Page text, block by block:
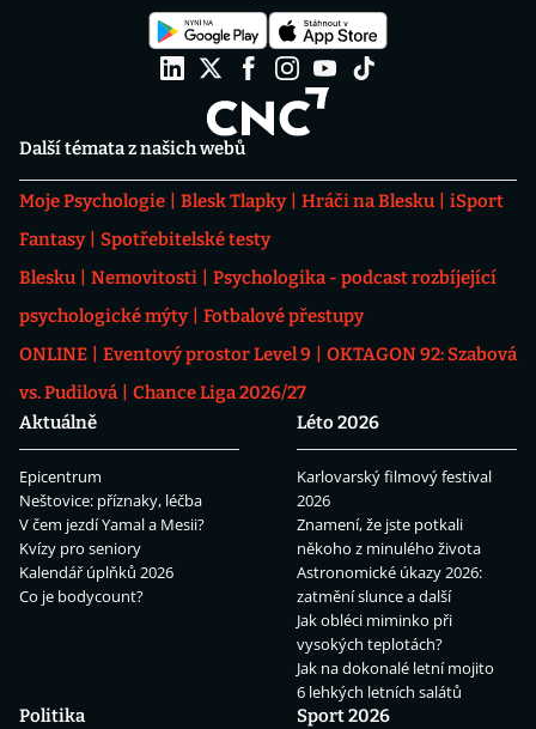
Další témata z našich webů
Moje Psychologie Blesk Tlapky Hráči na Blesku
iSport
Fantasy
Spotřebitelské testy
Blesku
Nemovitosti
Psychologika - podcast rozbíjející
psychologické mýty
Fotbalové přestupy
ONLINE
Eventový prostor Level 9
OKTAGON 92: Szabová
vs. Pudilová
Chance Liga 2026/27
Aktuálně
Epicentrum
Neštovice: příznaky, léčba
V čem jezdí Yamal a Mesii?
Kvízy pro seniory
Kalendář úplňků 2026
Co je bodycount?
Léto 2026
Karlovarský filmový festival
2026
Znamení, že jste potkali
někoho z minulého života
Astronomické úkazy 2026:
zatmění slunce a další
Jak obléci miminko při
vysokých teplotách?
Jak na dokonalé letní mojito
6 lehkých letních salátů
Politika
Sport 2026